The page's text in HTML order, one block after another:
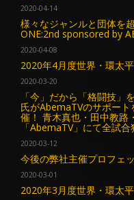
2020-04-14
様々なジャンルと団体を
ONE:2nd sponsored by
2020-04-08
2020年4月度世界・環太
2020-03-20
「今」だから「格闘技」
氏がAbemaTVのサポー
催！ 青木真也・田中教路
「AbemaTV」にて全試
2020-03-12
今後の弊社主催プロフェ
2020-03-01
2020年3月度世界・環太